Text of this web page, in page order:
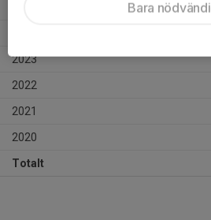
2023
2022
2021
2020
Totalt
Bara